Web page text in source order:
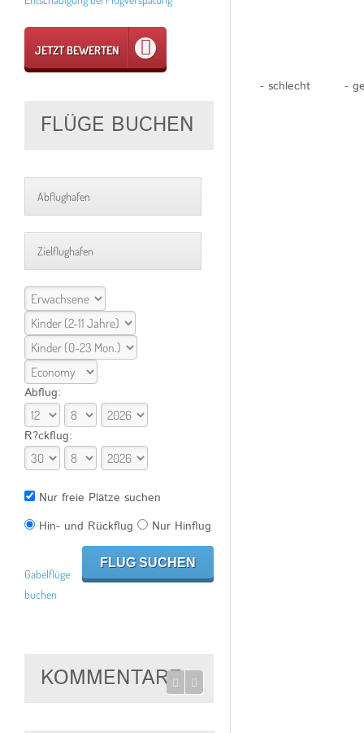
- schlecht -
JETZT BEWERTEN
FLÜGE BUCHEN
Abflug:
R?ckflug:
Nur freie Plätze suchen
Hin- und Rückflug
Nur Hinflug
Gabelflüge
buchen
KOMMENTARE